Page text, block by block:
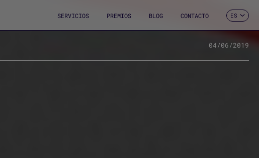
SERVICIOS PREMIOS BLOG CONTACTO
ES
FR
IT
04/06/2019